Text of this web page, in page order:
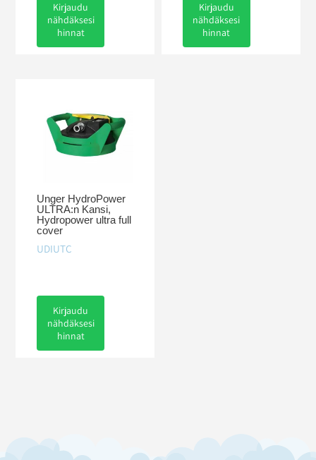
Kirjaudu
nähdäksesi
hinnat
Kirjaudu
nähdäksesi
hinnat
Unger HydroPower
ULTRA:n Kansi,
Hydropower ultra full
cover
UDIUTC
Kirjaudu
nähdäksesi
hinnat